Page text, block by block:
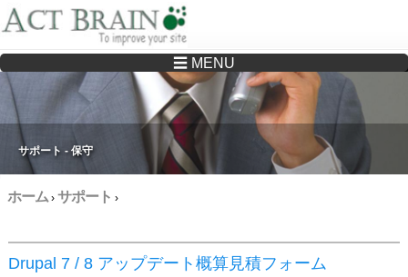
Drupalサイトの制作・保守をどこに頼んでいいか分からない方へ…まずはご相談く
ださい
☰ MENU
サポート - 保守
ホーム› サポート ›
Drupal 7 / 8 アップデート概算見積フォーム